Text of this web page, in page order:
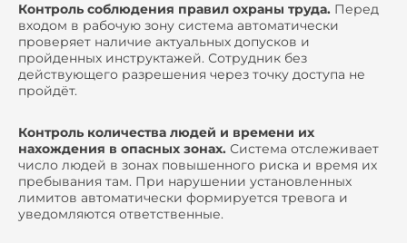
Контроль соблюдения правил охраны труда. Перед
входом в рабочую зону система автоматически
проверяет наличие актуальных допусков и
пройденных инструктажей. Сотрудник без
действующего разрешения через точку доступа не
пройдёт.
Контроль количества людей и времени их
нахождения в опасных зонах. Система отслеживает
число людей в зонах повышенного риска и время их
пребывания там. При нарушении установленных
лимитов автоматически формируется тревога и
уведомляются ответственные.